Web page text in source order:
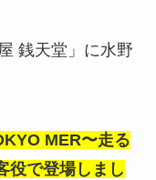
銭天堂」に水野
MER〜走る
役で登場しまし